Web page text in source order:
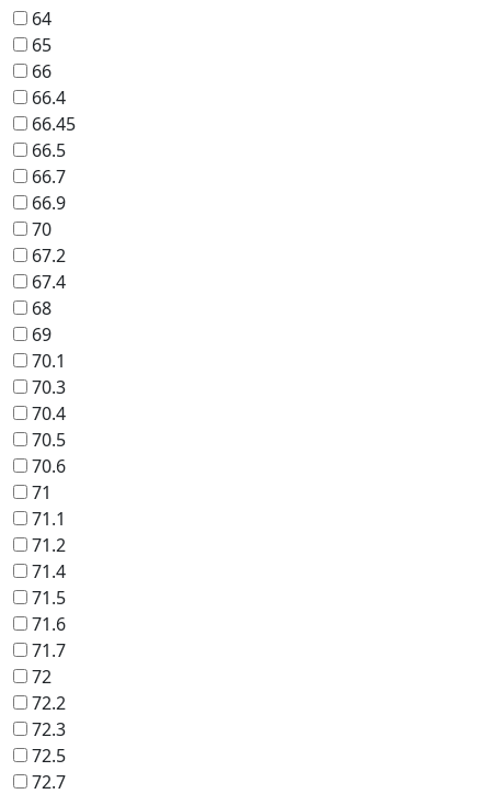
64
65
66
66.4
66.45
66.5
66.7
66.9
70
67.2
67.4
68
69
70.1
70.3
70.4
70.5
70.6
71
71.1
71.2
71.4
71.5
71.6
71.7
72
72.2
72.3
72.5
72.7